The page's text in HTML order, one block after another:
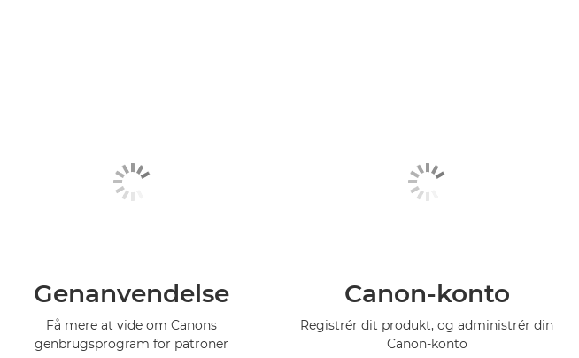
Genanvendelse
Få mere at vide om Canons
genbrugsprogram for patroner
Canon-konto
Registrér dit produkt, og administrér din
Canon-konto